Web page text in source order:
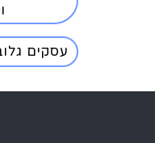
עסקים